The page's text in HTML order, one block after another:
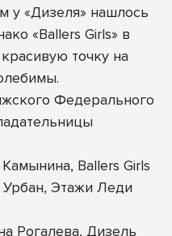
у «Дизеля» нашлось
«Ballers Girls» в
точку на
Федерального
Ballers Girls
Этажи Леди
Рогалева, Дизель